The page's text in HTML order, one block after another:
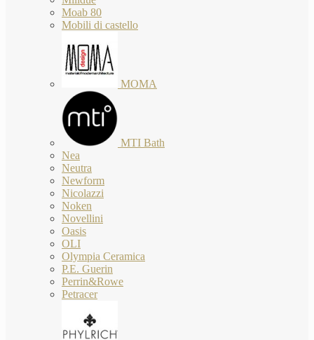
Moab 80
Mobili di castello
MOMA
MTI Bath
Nea
Neutra
Newform
Nicolazzi
Noken
Novellini
Oasis
OLI
Olympia Ceramica
P.E. Guerin
Perrin&Rowe
Petracer